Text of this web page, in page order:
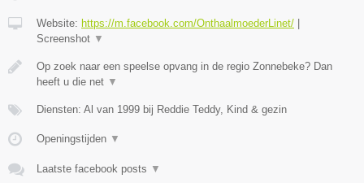
Website: https://m.facebook.com/OnthaalmoederLinet/
Screenshot ▼
Op zoek naar een speelse opvang in de regio Zonnebeke? Dan
heeft u die net ▼
Diensten: Al van 1999 bij Reddie Teddy, Kind & gezin
Openingstijden ▼
Laatste facebook posts ▼